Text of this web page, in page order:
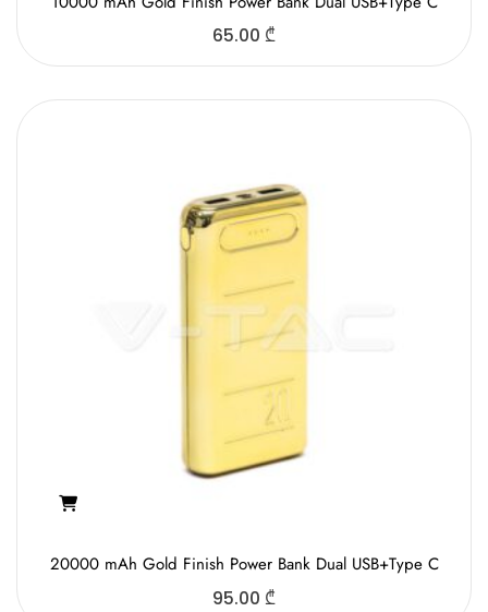
65.00 ₾
20000 mAh Gold Finish Power Bank Dual USB+Type C
95.00 ₾